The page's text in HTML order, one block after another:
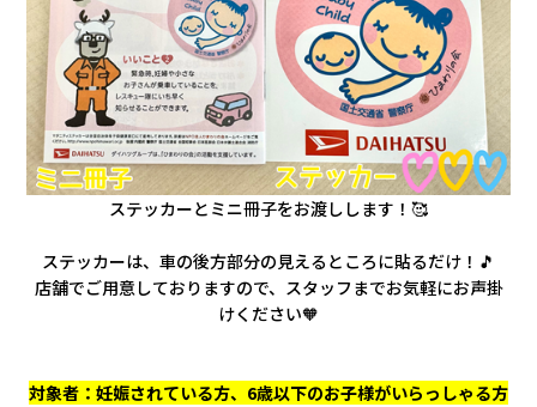
ステッカーとミニ冊子をお渡しします！🥰
ステッカーは、車の後方部分の見えるところに貼るだけ！🎵
店舗でご用意しておりますので、 スタッフまでお気軽にお声掛
けください🧡
対象者：妊娠されている方、6歳以下のお子様がいらっしゃる方